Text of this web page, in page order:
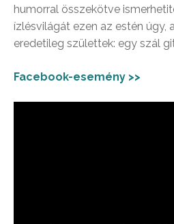
humorral összekötve
ízlésvilágát ezen az estén úgy,
eredetileg születtek: egy szál
Facebook-esemény >>